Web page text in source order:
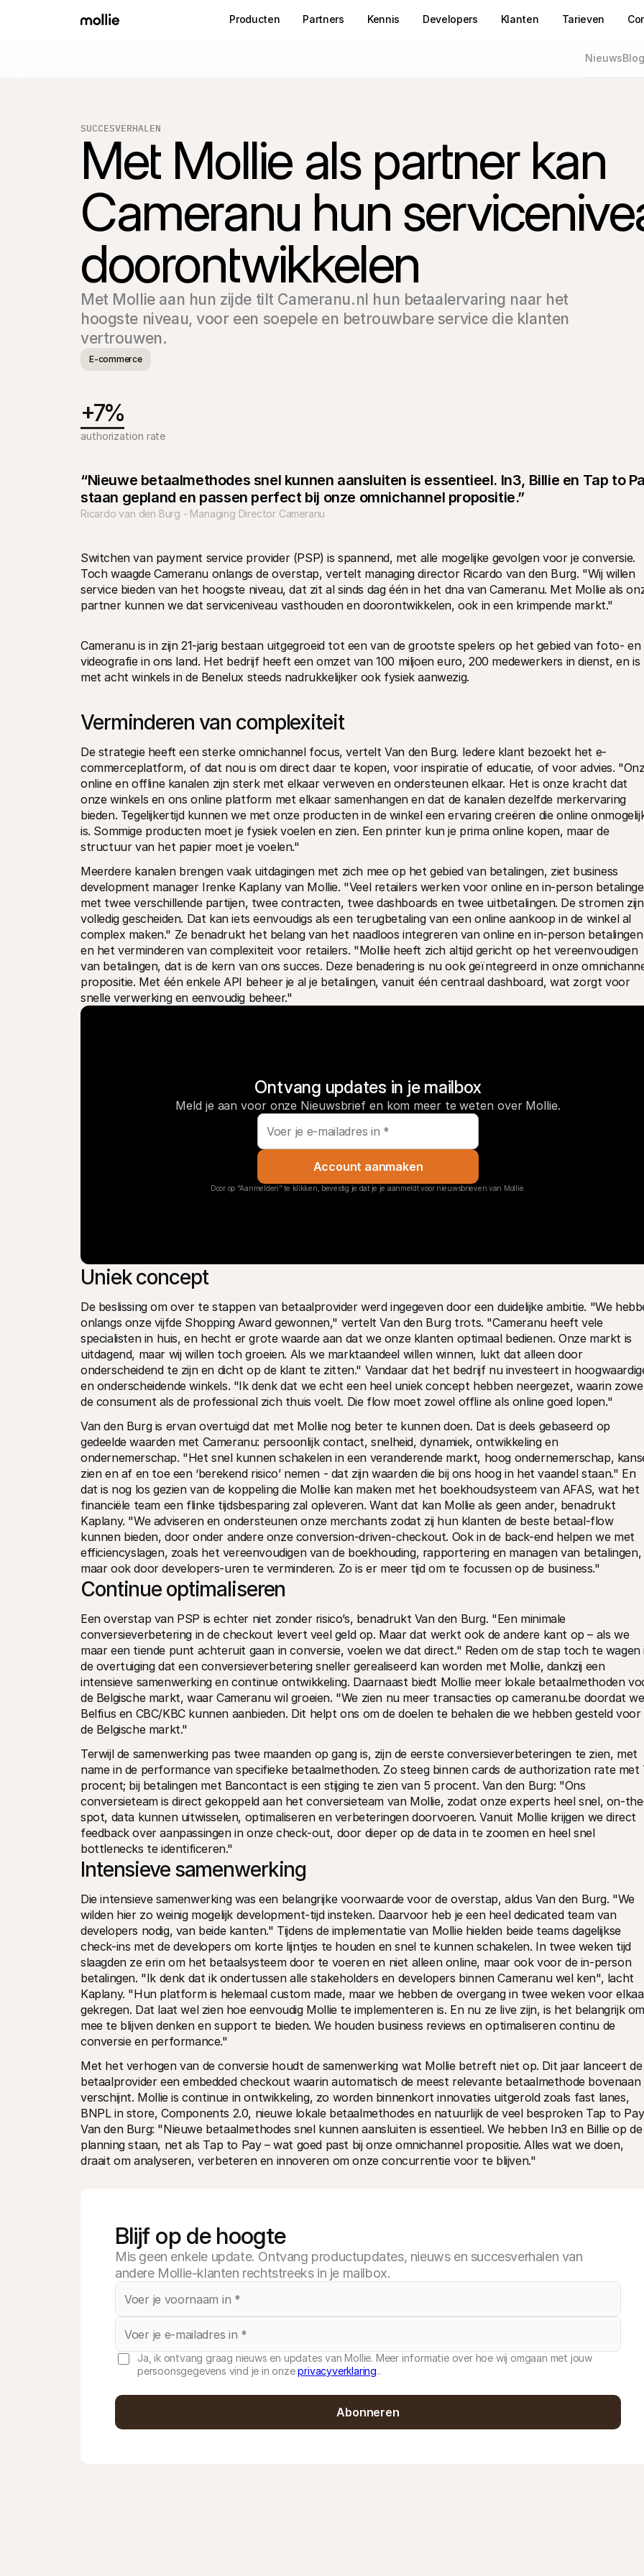
Producten Partners Kennis Developers Klanten Tarieven
NieuwsBlog
SUCCESVERHALEN
Met Mollie als partner kan
Cameranu hun
doorontwikkelen
Met Mollie aan hun zijde tilt Cameranu.nl hun betaalervaring naar het
hoogste niveau, voor een soepele en betrouwbare service die klanten
vertrouwen.
E-commerce
+7%
authorization rate
“Nieuwe betaalmethodes snel kunnen aansluiten is essentieel. In3, Billie en Tap to
staan gepland en passen perfect bij onze omnichannel propositie.”
Ricardo van den Burg - Managing Director Cameranu
Switchen van payment service provider (PSP) is spannend, met alle mogelijke gevolgen voor je conversie.
Toch waagde Cameranu onlangs de overstap, vertelt managing director Ricardo van den Burg. "Wij willen
service bieden van het hoogste niveau, dat zit al sinds dag één in het dna van Cameranu. Met Mollie als
partner kunnen we dat serviceniveau vasthouden en doorontwikkelen, ook in een krimpende markt."
Cameranu is in zijn 21-jarig bestaan uitgegroeid tot een van de grootste spelers op het gebied van foto- en
videografie in ons land. Het bedrijf heeft een omzet van 100 miljoen euro, 200 medewerkers in dienst, en is
met acht winkels in de Benelux steeds nadrukkelijker ook fysiek aanwezig.
Verminderen van complexiteit
De strategie heeft een sterke omnichannel focus, vertelt Van den Burg. Iedere klant bezoekt het e-
commerceplatform, of dat nou is om direct daar te kopen, voor inspiratie of educatie, of voor advies.
online en offline kanalen zijn sterk met elkaar verweven en ondersteunen elkaar. Het is onze kracht dat
onze winkels en ons online platform met elkaar samenhangen en dat de kanalen dezelfde merkervaring
bieden. Tegelijkertijd kunnen we met onze producten in de winkel een ervaring creëren die online
is. Sommige producten moet je fysiek voelen en zien. Een printer kun je prima online kopen, maar de
structuur van het papier moet je voelen."
Meerdere kanalen brengen vaak uitdagingen met zich mee op het gebied van betalingen, ziet business
development manager Irenke Kaplany van Mollie. "Veel retailers werken voor online en in-person
met twee verschillende partijen, twee contracten, twee dashboards en twee uitbetalingen. De stromen zijn
volledig gescheiden. Dat kan iets eenvoudigs als een terugbetaling van een online aankoop in de winkel al
complex maken." Ze benadrukt het belang van het naadloos integreren van online en in-person betalingen
en het verminderen van complexiteit voor retailers. "Mollie heeft zich altijd gericht op het vereenvoudigen
van betalingen, dat is de kern van ons succes. Deze benadering is nu ook geïntegreerd in onze
propositie. Met één enkele API beheer je al je betalingen, vanuit één centraal dashboard, wat zorgt voor
snelle verwerking en eenvoudig beheer."
Ontvang updates in je mailbox
Meld je aan voor onze Nieuwsbrief en kom meer te weten over Mollie.
Account aanmaken
Door op "Aanmelden" te klikken, bevestig je dat je je aanmeldt voor nieuwsbrieven van Mollie.
Uniek concept
De beslissing om over te stappen van betaalprovider werd ingegeven door een duidelijke ambitie. "We
onlangs onze vijfde Shopping Award gewonnen," vertelt Van den Burg trots. "Cameranu heeft vele
specialisten in huis, en hecht er grote waarde aan dat we onze klanten optimaal bedienen. Onze markt is
uitdagend, maar wij willen toch groeien. Als we marktaandeel willen winnen, lukt dat alleen door
onderscheidend te zijn en dicht op de klant te zitten." Vandaar dat het bedrijf nu investeert in
en onderscheidende winkels. "Ik denk dat we echt een heel uniek concept hebben neergezet, waarin
de consument als de professional zich thuis voelt. Die flow moet zowel offline als online goed lopen."
Van den Burg is ervan overtuigd dat met Mollie nog beter te kunnen doen. Dat is deels gebaseerd op
gedeelde waarden met Cameranu: persoonlijk contact, snelheid, dynamiek, ontwikkeling en
ondernemerschap. "Het snel kunnen schakelen in een veranderende markt, hoog ondernemerschap,
zien en af en toe een ‘berekend risico’ nemen - dat zijn waarden die bij ons hoog in het vaandel staan." En
dat is nog los gezien van de koppeling die Mollie kan maken met het boekhoudsysteem van AFAS, wat het
financiële team een flinke tijdsbesparing zal opleveren. Want dat kan Mollie als geen ander, benadrukt
Kaplany. "We adviseren en ondersteunen onze merchants zodat zij hun klanten de beste betaal-flow
kunnen bieden, door onder andere onze conversion-driven-checkout. Ook in de back-end helpen we met
efficiencyslagen, zoals het vereenvoudigen van de boekhouding, rapportering en managen van betalingen,
maar ook door developers-uren te verminderen. Zo is er meer tijd om te focussen op de business."
Continue optimaliseren
Een overstap van PSP is echter niet zonder risico’s, benadrukt Van den Burg. "Een minimale
conversieverbetering in de checkout levert veel geld op. Maar dat werkt ook de andere kant op – als we
maar een tiende punt achteruit gaan in conversie, voelen we dat direct." Reden om de stap toch te wagen
de overtuiging dat een conversieverbetering sneller gerealiseerd kan worden met Mollie, dankzij een
intensieve samenwerking en continue ontwikkeling. Daarnaast biedt Mollie meer lokale betaalmethoden
de Belgische markt, waar Cameranu wil groeien. "We zien nu meer transacties op cameranu.be doordat we
Belfius en CBC/KBC kunnen aanbieden. Dit helpt ons om de doelen te behalen die we hebben gesteld voor
de Belgische markt."
Terwijl de samenwerking pas twee maanden op gang is, zijn de eerste conversieverbeteringen te zien, met
name in de performance van specifieke betaalmethoden. Zo steeg binnen cards de authorization rate met
procent; bij betalingen met Bancontact is een stijging te zien van 5 procent. Van den Burg: "Ons
conversieteam is direct gekoppeld aan het conversieteam van Mollie, zodat onze experts heel snel, on-
spot, data kunnen uitwisselen, optimaliseren en verbeteringen doorvoeren. Vanuit Mollie krijgen we direct
feedback over aanpassingen in onze check-out, door dieper op de data in te zoomen en heel snel
bottlenecks te identificeren."
Intensieve samenwerking
Die intensieve samenwerking was een belangrijke voorwaarde voor de overstap, aldus Van den Burg. "We
wilden hier zo weinig mogelijk development-tijd insteken. Daarvoor heb je een heel dedicated team van
developers nodig, van beide kanten." Tijdens de implementatie van Mollie hielden beide teams dagelijkse
check-ins met de developers om korte lijntjes te houden en snel te kunnen schakelen. In twee weken tijd
slaagden ze erin om het betaalsysteem door te voeren en niet alleen online, maar ook voor de in-person
betalingen. "Ik denk dat ik ondertussen alle stakeholders en developers binnen Cameranu wel ken", lacht
Kaplany. "Hun platform is helemaal custom made, maar we hebben de overgang in twee weken voor
gekregen. Dat laat wel zien hoe eenvoudig Mollie te implementeren is. En nu ze live zijn, is het belangrijk om
mee te blijven denken en support te bieden. We houden business reviews en optimaliseren continu de
conversie en performance."
Met het verhogen van de conversie houdt de samenwerking wat Mollie betreft niet op. Dit jaar lanceert de
betaalprovider een embedded checkout waarin automatisch de meest relevante betaalmethode bovenaan
verschijnt. Mollie is continue in ontwikkeling, zo worden binnenkort innovaties uitgerold zoals fast lanes,
BNPL in store, Components 2.0, nieuwe lokale betaalmethodes en natuurlijk de veel besproken Tap to
Van den Burg: "Nieuwe betaalmethodes snel kunnen aansluiten is essentieel. We hebben In3 en Billie op de
planning staan, net als Tap to Pay – wat goed past bij onze omnichannel propositie. Alles wat we doen,
draait om analyseren, verbeteren en innoveren om onze concurrentie voor te blijven."
Blijf op de hoogte
Mis geen enkele update. Ontvang productupdates, nieuws en succesverhalen van
andere Mollie-klanten rechtstreeks in je mailbox.
Ja, ik ontvang graag nieuws en updates van Mollie. Meer informatie over hoe wij omgaan met jouw
persoonsgegevens vind je in onzeprivacyverklaring..
Abonneren